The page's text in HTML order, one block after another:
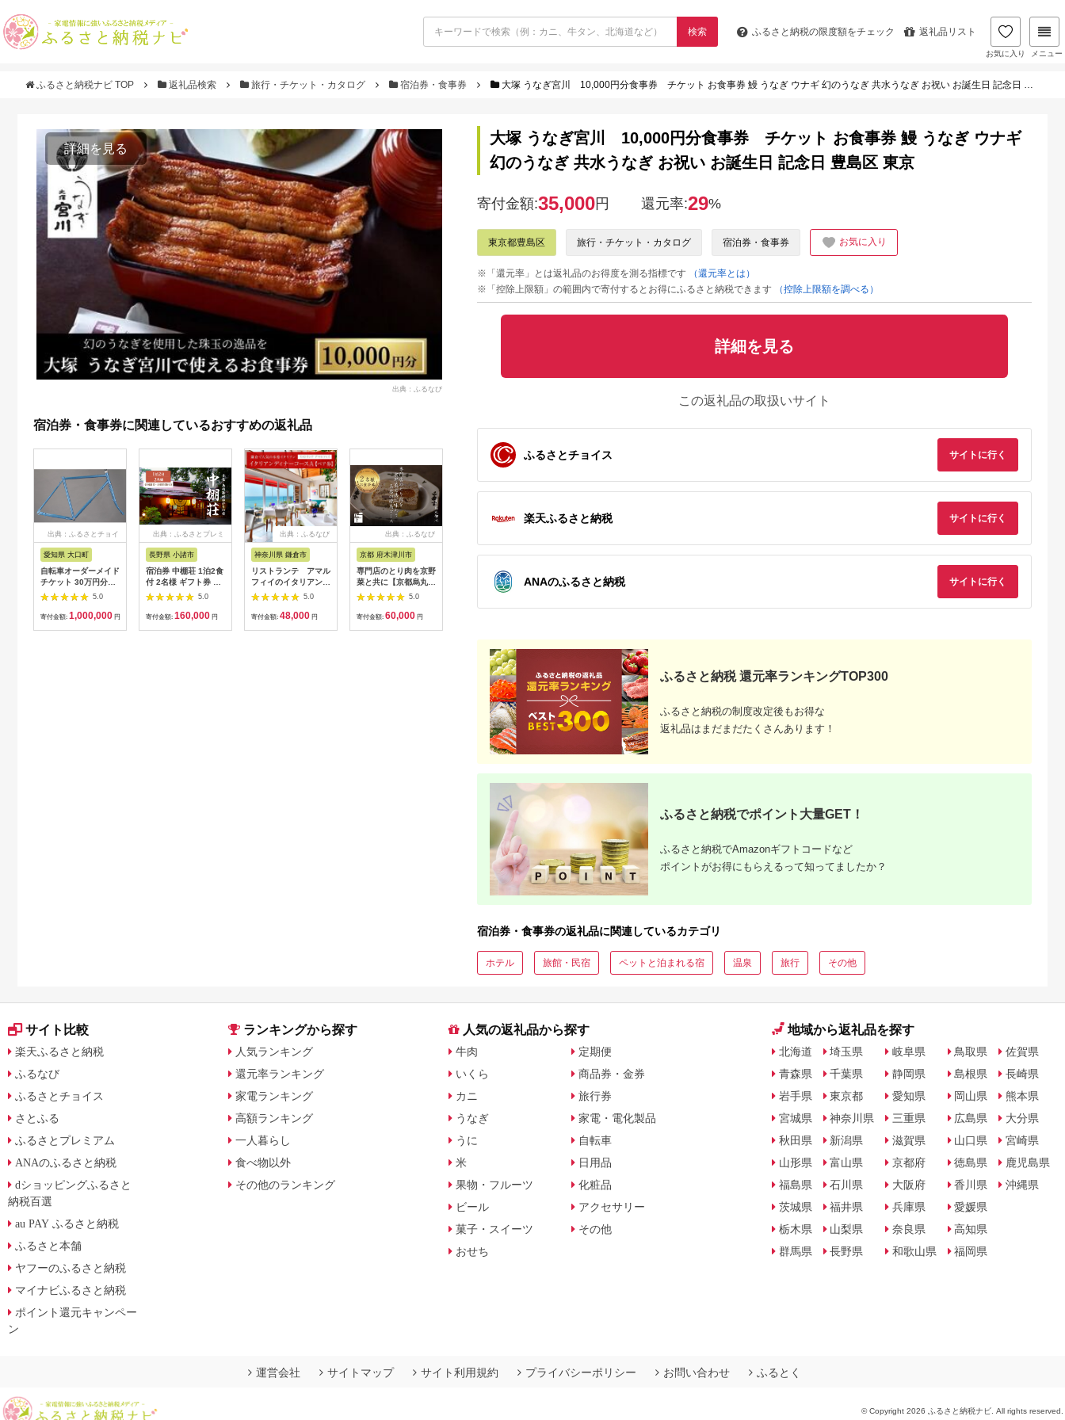
検索 ふるさと納税の限度額をチェック 返礼品リスト
お気に入り メニュー
ふるさと納税ナビ TOP 返礼品検索 旅行・チケット・カタログ 宿泊券・食事券 大塚 うなぎ宮川 10,000円分食事券 チケット お食事券 鰻 うなぎ ウナギ 幻のうなぎ 共水うなぎ お祝い お誕生日 記念日 豊島区 東京
詳細を見る
出典：ふるなび
宿泊券・食事券に関連しているおすすめの返礼品
出典：ふるさとチョイ
愛知県 大口町
自転車オーダーメイド
チケット 30万円分
【1360365】
5.0
寄付金額: 1,000,000 円
出典：ふるさとプレミ
長野県 小諸市
宿泊券 中棚荘 1泊2食
付 2名様 ギフト券 チ
ケット 券 宿泊 旅行
5.0
寄付金額: 160,000 円
出典：ふるなび
神奈川県 鎌倉市
リストランテ アマル
フィイのイタリアンデ
ィナーコースA ペア
5.0
寄付金額: 48,000 円
出典：ふるなび
京都 府木津川市
専門店のとり肉を京野
菜と共に【京都烏丸御
池】で味わう2名様焼
鳥コースお食事券
064-15
5.0
寄付金額: 60,000 円
長崎県
界 雲仙 ふるさと納
税宿泊ギフト券
（15,000円）【星野
埼玉県 飯能市
お食事券(ペア) チケッ
ス
宮崎県 都城市
ソン クリーブランド
フェアウェイウッド
ハイブリッド ウエッ
ス
群馬県 長野原町
出典：ふるさとプレミ
アム
秋田県 にかほ市
ア宿泊券[2名:1泊朝食
5.0
出典：ふるさとプレ
岡山県 玉野市
入館優待券 10枚 セ
大塚 うなぎ宮川 10,000円分食事券 チケット お食事券 鰻 うなぎ ウナギ
幻のうなぎ 共水うなぎ お祝い お誕生日 記念日 豊島区 東京
寄付金額:35,000円 還元率:29%
東京都豊島区 旅行・チケット・カタログ 宿泊券・食事券 お気に入り
※「還元率」とは返礼品のお得度を測る指標です
（還元率とは）
※「控除上限額」の範囲内で寄付するとお得にふるさと納税できます
（控除上限額を調べる）
詳細を見る
この返礼品の取扱いサイト
ふるさとチョイス サイトに行く
楽天ふるさと納税 サイトに行く
ANAのふるさと納税 サイトに行く
ふるさと納税 還元率ランキングTOP300
ふるさと納税の制度改定後もお得な
返礼品はまだまだたくさんあります！
ふるさと納税でポイント大量GET！
ふるさと納税でAmazonギフトコードなど
ポイントがお得にもらえるって知ってましたか？
宿泊券・食事券の返礼品に関連しているカテゴリ
ホテル 旅館・民宿 ペットと泊まれる宿 温泉 旅行 その他
サイト比較
楽天ふるさと納税
ふるなび
ふるさとチョイス
さとふる
ふるさとプレミアム
ANAのふるさと納税
dショッピングふるさと
納税百選
au PAY ふるさと納税
ふるさと本舗
ヤフーのふるさと納税
マイナビふるさと納税
ポイント還元キャンペー
ン
ランキングから探す
人気ランキング
還元率ランキング
家電ランキング
高額ランキング
一人暮らし
食べ物以外
その他のランキング
人気の返礼品から探す
牛肉
いくら
カニ
うなぎ
うに
米
果物・フルーツ
ビール
菓子・スイーツ
おせち
定期便
商品券・金券
旅行券
家電・電化製品
自転車
日用品
化粧品
アクセサリー
その他
地域から返礼品を探す
北海道
青森県
岩手県
宮城県
秋田県
山形県
福島県
茨城県
栃木県
群馬県
埼玉県
千葉県
東京都
神奈川県
新潟県
富山県
石川県
福井県
山梨県
長野県
岐阜県
静岡県
愛知県
三重県
滋賀県
京都府
大阪府
兵庫県
奈良県
和歌山県
鳥取県
島根県
岡山県
広島県
山口県
徳島県
香川県
愛媛県
高知県
福岡県
佐賀県
長崎県
熊本県
大分県
宮崎県
鹿児島県
沖縄県
運営会社 サイトマップ サイト利用規約 プライバシーポリシー お問い合わせ ふるとく
© Copyright 2026 ふるさと納税ナビ. All rights reserved.